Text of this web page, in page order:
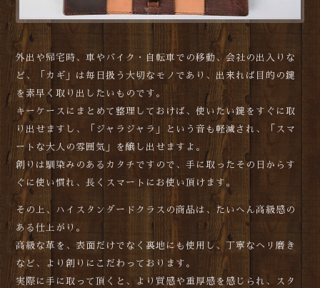
外出や帰宅時、車やバイク・自転車での移動、会社の出入りな
ど、「カギ」は毎日扱う大切なモノであり、出来れば目的の鍵
を素早く取り出したいものです。
キーケースにまとめて整理しておけば、使いたい鍵をすぐに取
り出せますし、「ジャラジャラ」という音も軽減され、「スマ
ートな大人の雰囲気」を醸し出せますよ。
創りは馴染みのあるカタチですので、手に取ったその日からす
ぐに使い慣れ、長くスマートにお使い頂けます。
その上、ハイスタンダードクラスの商品は、たいへん高級感の
ある仕上がり。
高級な革を、表面だけでなく裏地にも使用し、丁寧なヘリ磨き
など、より創りにこだわっております。
実際に手に取って頂くと、より質感や重厚感を感じられ、スタ